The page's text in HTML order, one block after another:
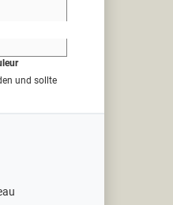
und sollte